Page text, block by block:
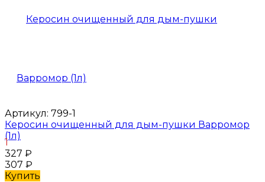
Артикул: 799-1
Керосин очищенный для дым-пушки Варромор
(1л)
1
327 ₽
307 ₽
Купить